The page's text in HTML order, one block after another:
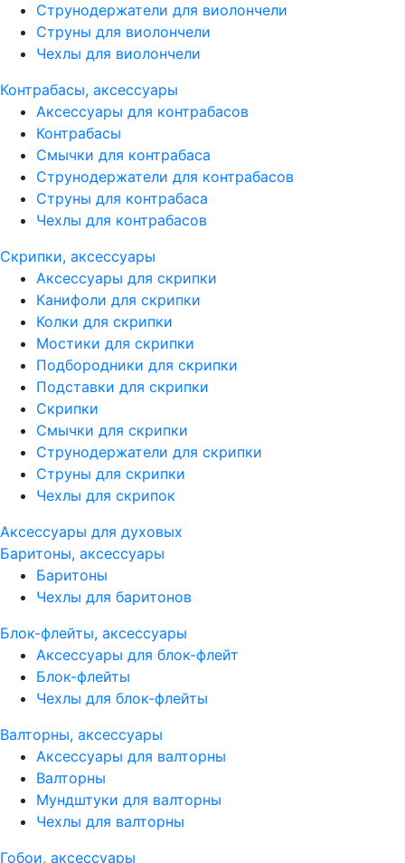
Струнодержатели для виолончели
Струны для виолончели
Чехлы для виолончели
Контрабасы, аксессуары
Аксессуары для контрабасов
Контрабасы
Смычки для контрабаса
Струнодержатели для контрабасов
Струны для контрабаса
Чехлы для контрабасов
Скрипки, аксессуары
Аксессуары для скрипки
Канифоли для скрипки
Колки для скрипки
Мостики для скрипки
Подбородники для скрипки
Подставки для скрипки
Скрипки
Смычки для скрипки
Струнодержатели для скрипки
Струны для скрипки
Чехлы для скрипок
Аксессуары для духовых
Баритоны, аксессуары
Баритоны
Чехлы для баритонов
Блок-флейты, аксессуары
Аксессуары для блок-флейт
Блок-флейты
Чехлы для блок-флейты
Валторны, аксессуары
Аксессуары для валторны
Валторны
Мундштуки для валторны
Чехлы для валторны
Гобои, аксессуары